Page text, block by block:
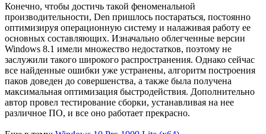
Конечно, чтобы достичь такой феноменальной
производительности, Den пришлось постараться, постоянно
оптимизируя операционную систему и налаживая работу ее
основных составляющих. Изначально облегченные версии
Windows 8.1 имели множество недостатков, поэтому не
заслужили такого широкого распространения. Однако сейчас
все найденные ошибки уже устранены, алгоритм построения
паков доведен до совершенства, а также была получена
максимальная оптимизация быстродействия. Дополнительно
автор провел тестирование сборки, устанавливая на нее
различное ПО, и все оно работает прекрасно.